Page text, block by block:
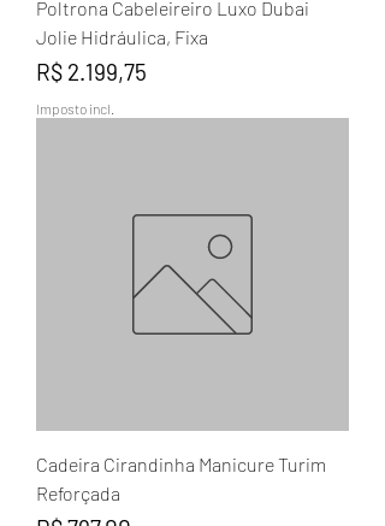
Poltrona Cabeleireiro Luxo Dubai
Jolie Hidráulica, Fixa
Preço
R$ 2.199,75
Imposto incl.
Cadeira Cirandinha Manicure Turim
Reforçada